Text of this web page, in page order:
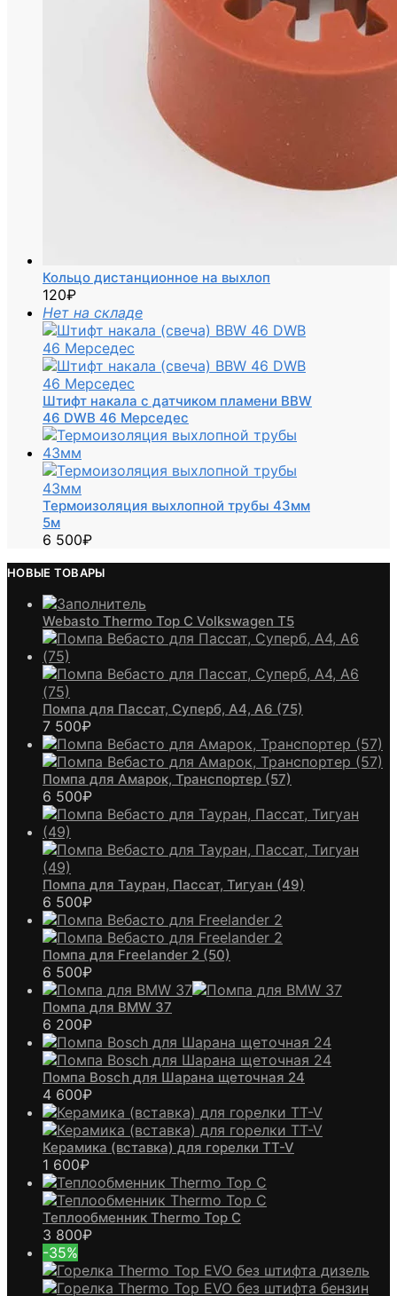
Кольцо дистанционное на выхлоп
120₽
Нет на складе
Штифт накала с датчиком пламени BBW
46 DWB 46 Мерседес
Термоизоляция выхлопной трубы 43мм
5м
6 500₽
НОВЫЕ ТОВАРЫ
Webasto Thermo Top C Volkswagen T5
Помпа для Пассат, Суперб, А4, А6 (75)
7 500₽
Помпа для Амарок, Транспортер (57)
6 500₽
Помпа для Тауран, Пассат, Тигуан (49)
6 500₽
Помпа для Freelander 2 (50)
6 500₽
Помпа для BMW 37
6 200₽
Помпа Bosch для Шарана щеточная 24
4 600₽
Керамика (вставка) для горелки TT-V
1 600₽
Теплообменник Thermo Top C
3 800₽
-35%